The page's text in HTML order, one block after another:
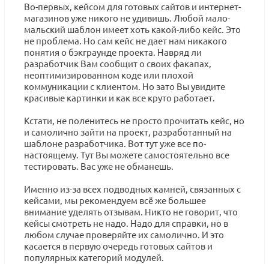
Во-первых, кейсом для готовых сайтов и интернет-
магазинов уже никого не удивишь. Любой мало-
мальский шаблон имеет хоть какой-либо кейс. Это
не проблема. Но сам кейс не дает нам никакого
понятия о бэкграунде проекта. Навряд ли
разработчик Вам сообщит о своих факапах,
неоптимизированном коде или плохой
коммуникации с клиентом. Но зато Вы увидите
красивые картинки и как все круто работает.
Кстати, не поленитесь не просто прочитать кейс, но
и самолично зайти на проект, разработанный на
шаблоне разработчика. Вот тут уже все по-
настоящему. Тут Вы можете самостоятельно все
тестировать. Вас уже не обманешь.
Именно из-за всех подводных камней, связанных с
кейсами, мы рекомендуем всё же большее
внимание уделять отзывам. Никто не говорит, что
кейсы смотреть не надо. Надо для справки, но в
любом случае проверяйте их самолично. И это
касается в первую очередь готовых сайтов и
популярных категорий модулей.